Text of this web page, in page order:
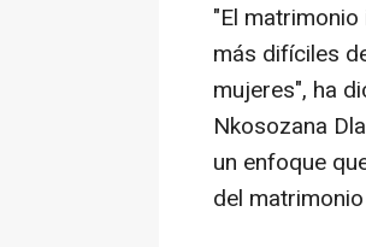
"El
más difíciles
mujeres", ha
Nkosozana
un enfoque
del